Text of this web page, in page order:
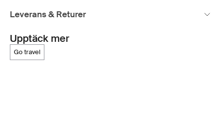
Leverans & Returer
Upptäck mer
go travel